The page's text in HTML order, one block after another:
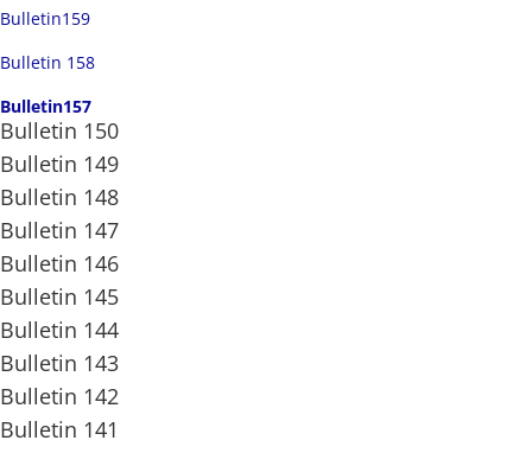
Bulletin159
Bulletin 158
Bulletin157
Bulletin 150
Bulletin 149
Bulletin 148
Bulletin 147
Bulletin 146
Bulletin 145
Bulletin 144
Bulletin 143
Bulletin 142
Bulletin 141